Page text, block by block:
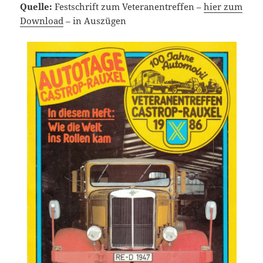
Quelle: Festschrift zum Veteranentreffen –hier zum
Download – in Auszügen